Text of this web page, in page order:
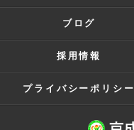
ブログ
採用情報
プライバシーポリシー